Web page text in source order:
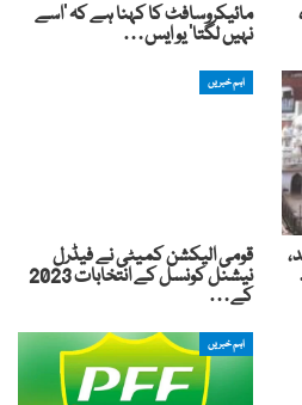
مائیکروسافٹ کا کہنا ہے کہ ‘اسے
نہیں لگتا’ یو ایس…
اہم خبریں
قومی الیکشن کمیٹی نے فیڈرل
نیشنل کونسل کے انتخابات 2023
کے…
اہم خبریں